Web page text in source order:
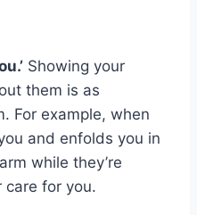
Showing your
them is as
For example, when
and enfolds you in
while they’re
for you.